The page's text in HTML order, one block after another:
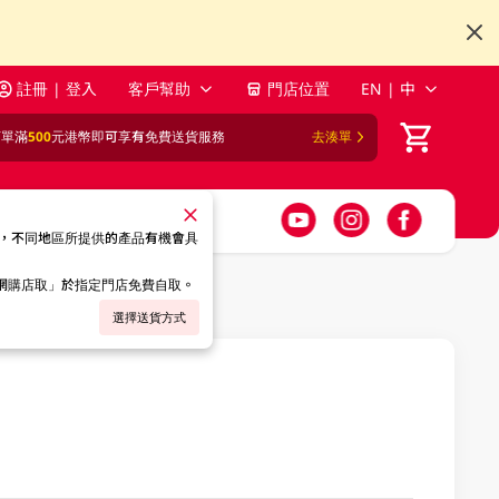
註冊 | 登入 客戶幫助 門店位置 EN | 中
滿500元港幣即可享有免費送貨服務 去湊單
不同地區所提供的產品有機會具
店取」於指定門店免費自取。
選擇送貨方式